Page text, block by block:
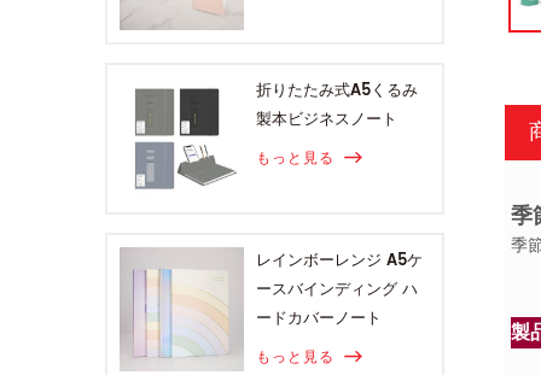
折りたたみ式A5くるみ
製本ビジネスノート
もっと見る
レインボーレンジ A5ケ
ースバインディング ハ
ードカバーノート
もっと見る
季
季
製